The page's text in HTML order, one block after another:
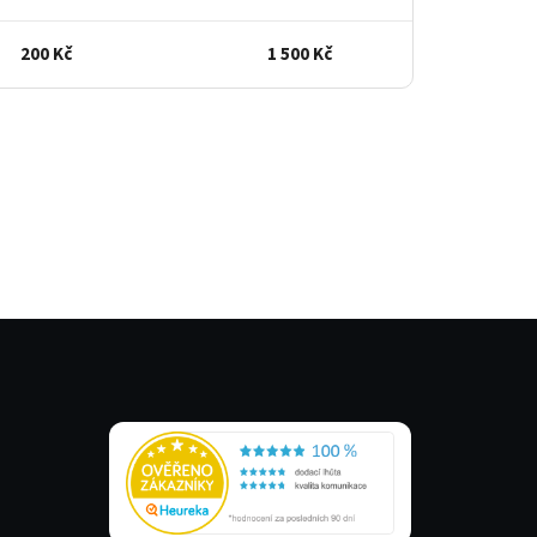
200 Kč 1 500 Kč